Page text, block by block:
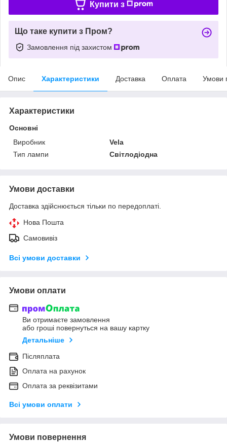
Купити з
Що таке купити з Пром?
Замовлення під захистом
Опис Характеристики Доставка Оплата Умови
Характеристики
Основні
Виробник
Vela
Тип лампи
Світлодіодна
Умови доставки
Доставка здійснюється тільки по передоплаті.
Нова Пошта
Самовивіз
Всі умови доставки
Умови оплати
Ви отримаєте замовлення
або гроші повернуться на вашу картку
Детальніше
Післяплата
Оплата на рахунок
Оплата за реквізитами
Всі умови оплати
Умови повернення